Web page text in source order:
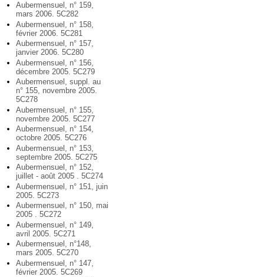
Aubermensuel, n° 159,
mars 2006. 5C282
Aubermensuel, n° 158,
février 2006. 5C281
Aubermensuel, n° 157,
janvier 2006. 5C280
Aubermensuel, n° 156,
décembre 2005. 5C279
Aubermensuel, suppl. au
n° 155, novembre 2005.
5C278
Aubermensuel, n° 155,
novembre 2005. 5C277
Aubermensuel, n° 154,
octobre 2005. 5C276
Aubermensuel, n° 153,
septembre 2005. 5C275
Aubermensuel, n° 152,
juillet - août 2005 . 5C274
Aubermensuel, n° 151, juin
2005. 5C273
Aubermensuel, n° 150, mai
2005 . 5C272
Aubermensuel, n° 149,
avril 2005. 5C271
Aubermensuel, n°148,
mars 2005. 5C270
Aubermensuel, n° 147,
février 2005. 5C269